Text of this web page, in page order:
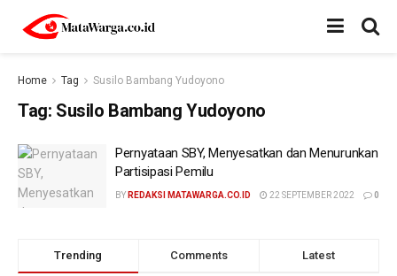
Home Tag Susilo Bambang Yudoyono
Tag: Susilo Bambang Yudoyono
Pernyataan SBY, Menyesatkan dan Menurunkan
Partisipasi Pemilu
BY REDAKSI MATAWARGA.CO.ID 22 SEPTEMBER 2022 0
Trending Comments Latest